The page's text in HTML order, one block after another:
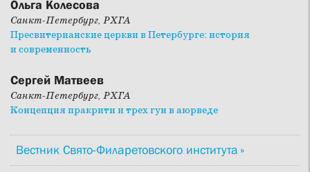
Ольга Колесова
Санкт-Петербург, РХГА
Пресвитерианские церкви в Петербурге: история
и современность
Сергей Матвеев
Санкт-Петербург, РХГА
Концепция пракрити и трех гун в аюрведе
Вестник Свято-Филаретовского института